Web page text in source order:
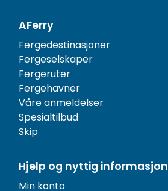
AFerry
Fergedestinasjoner
Fergeselskaper
Fergeruter
Fergehavner
Våre anmeldelser
Spesialtilbud
Skip
Hjelp og nyttig informasjon
Min konto